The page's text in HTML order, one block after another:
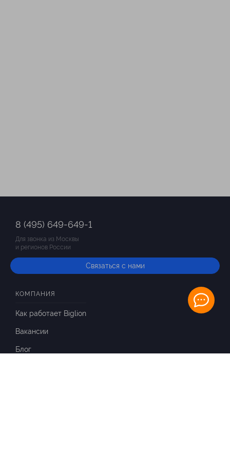
8 (495) 649-649-1
Для звонка из Москвы
и регионов России
Связаться с нами
КОМПАНИЯ
Как работает Biglion
Вакансии
Блог